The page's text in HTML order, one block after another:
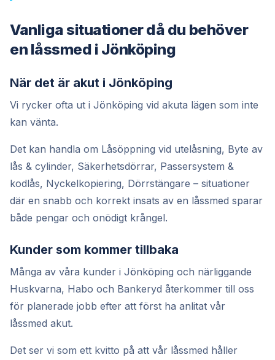
Vanliga situationer då du behöver
en låssmed i Jönköping
När det är akut i Jönköping
Vi rycker ofta ut i Jönköping vid akuta lägen som inte
kan vänta.
Det kan handla om Låsöppning vid utelåsning, Byte av
lås & cylinder, Säkerhetsdörrar, Passersystem &
kodlås, Nyckelkopiering, Dörrstängare – situationer
där en snabb och korrekt insats av en låssmed sparar
både pengar och onödigt krångel.
Kunder som kommer tillbaka
Många av våra kunder i Jönköping och närliggande
Huskvarna, Habo och Bankeryd återkommer till oss
för planerade jobb efter att först ha anlitat vår
låssmed akut.
Det ser vi som ett kvitto på att vår låssmed håller